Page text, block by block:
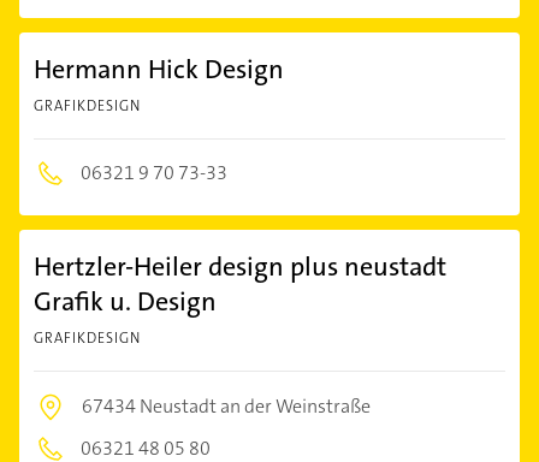
Hermann Hick Design
GRAFIKDESIGN
06321 9 70 73-33
Hertzler-Heiler design plus neustadt
Grafik u. Design
GRAFIKDESIGN
67434 Neustadt an der Weinstraße
06321 48 05 80